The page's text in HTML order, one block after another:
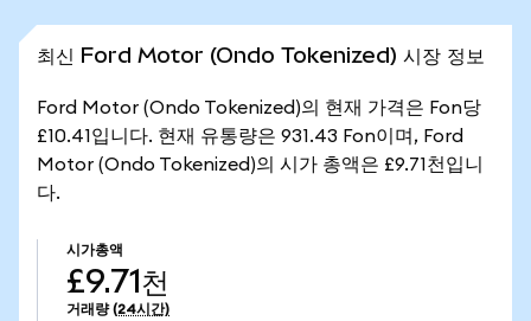
최신 Ford Motor (Ondo Tokenized) 시장 정보
Ford Motor (Ondo Tokenized)의 현재 가격은 Fon당
£10.41입니다. 현재 유통량은 931.43 Fon이며, Ford
Motor (Ondo Tokenized)의 시가 총액은 £9.71천입니
다.
시가총액
£9.71천
거래량 (24시간)